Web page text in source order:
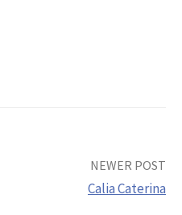
NEWER POST
Calia Caterina